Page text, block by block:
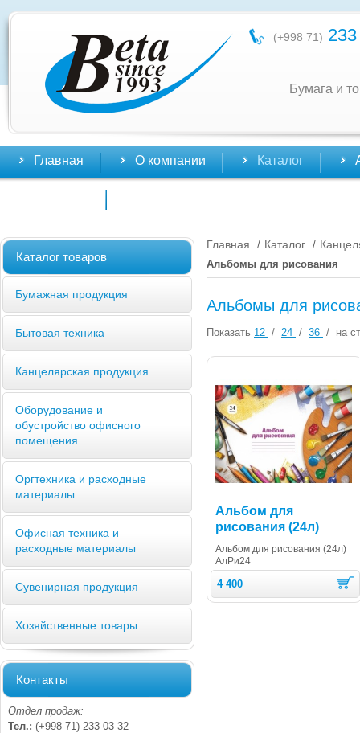
(+998 71)
Бумага и
Главная О компании Каталог
Каталог товаров
Бумажная продукция
Бытовая техника
Канцелярская продукция
Оборудование и
обустройство офисного
помещения
Оргтехника и расходные
материалы
Офисная техника и
расходные материалы
Сувенирная продукция
Хозяйственные товары
Контакты
Отдел продаж:
Тел.: (+998 71) 233 03 32
Главная / Каталог /
Альбомы для рисования
Альбомы для
Показать 12 / 24 / 36 / на
Альбом для
рисования (24л)
Альбом для рисования (24л)
АлРи24
4 400